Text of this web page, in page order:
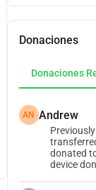
Donaciones
Donaciones
AN Andrew
donated
device